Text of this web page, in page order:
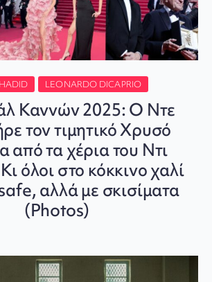
LEONARDO DICAPRIO
Καννών 2025: Ο Ντε
τον τιμητικό Χρυσό
από τα χέρια του Ντι
όλοι στο κόκκινο χαλί
αλλά με σκισίματα
(Photos)